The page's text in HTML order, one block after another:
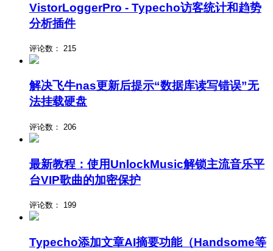
VistorLoggerPro - Typecho访客统计和趋势
分析插件
评论数： 215
解决飞牛nas更新后提示“数据库读写错误”无
法挂载硬盘
评论数： 206
最新教程：使用UnlockMusic解锁主流音乐平
台VIP歌曲的加密保护
评论数： 199
Typecho添加文章AI摘要功能（Handsome等